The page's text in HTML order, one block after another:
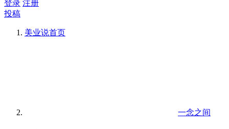
登录 注册
投稿
美业说首页
一念之间